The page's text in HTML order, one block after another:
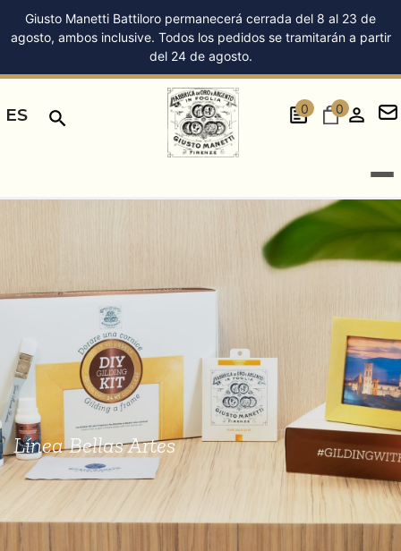
Giusto Manetti Battiloro permanecerá cerrada del 8 al 23 de
agosto, ambos inclusive. Todos los pedidos se tramitarán a partir
del 24 de agosto.
ES 0 0
Línea Bellas Artes